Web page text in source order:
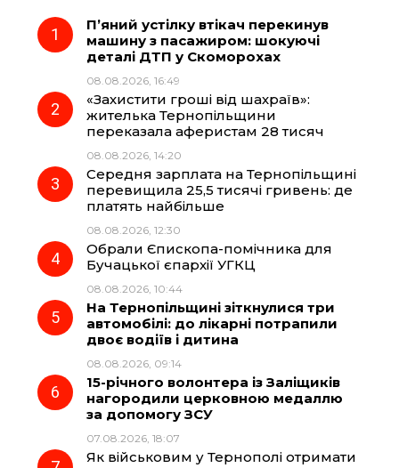
e
o
k
e
g
r
a
m
t
П’яний устілку втікач перекинув
машину з пасажиром: шокуючі
деталі ДТП у Скоморохах
08.08.2026, 16:49
«Захистити гроші від шахраїв»:
жителька Тернопільщини
переказала аферистам 28 тисяч
08.08.2026, 14:20
Середня зарплата на Тернопільщині
перевищила 25,5 тисячі гривень: де
платять найбільше
08.08.2026, 12:30
Обрали Єпископа-помічника для
Бучацької єпархії УГКЦ
08.08.2026, 10:44
На Тернопільщині зіткнулися три
автомобілі: до лікарні потрапили
двоє водіїв і дитина
08.08.2026, 09:14
15-річного волонтера із Заліщиків
нагородили церковною медаллю
за допомогу ЗСУ
07.08.2026, 18:07
Як військовим у Тернополі отримати